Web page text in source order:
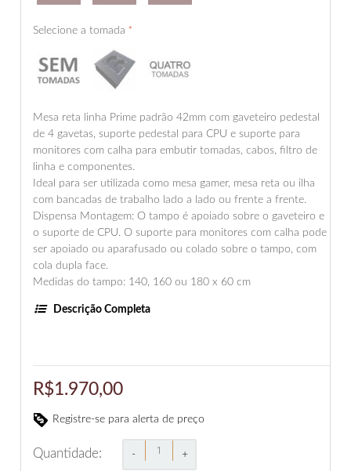
*
Selecione a tomada
Mesa reta linha Prime padrão 42mm com gaveteiro pedestal
de 4 gavetas, suporte pedestal para CPU e suporte para
monitores com calha para embutir tomadas, cabos, filtro de
linha e componentes.
Ideal para ser utilizada como mesa gamer, mesa reta ou ilha
com bancadas de trabalho lado a lado ou frente a frente.
Dispensa Montagem: O tampo é apoiado sobre o gaveteiro e
o suporte de CPU. O suporte para monitores com calha pode
ser apoiado ou aparafusado ou colado sobre o tampo, com
cola dupla face.
Medidas do tampo: 140, 160 ou 180 x 60 cm
Descrição Completa
R$1.970,00
Registre-se para alerta de preço
Quantidade: - +